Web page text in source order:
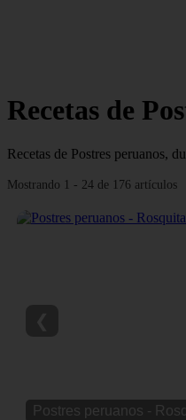
Recetas de
Recetas de Postres peruanos,
Mostrando 1 - 24 de 176 artículos
Postres peruanos -